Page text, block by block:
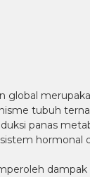
global
tubuh
panas
hormonal